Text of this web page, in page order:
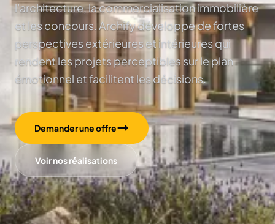
l'architecture, la commercialisation immobilière
et les concours. Archify développe de fortes
perspectives extérieures et intérieures qui
rendent les projets perceptibles sur le plan
émotionnel et facilitent les décisions.
Demander une offre
Voir nos réalisations